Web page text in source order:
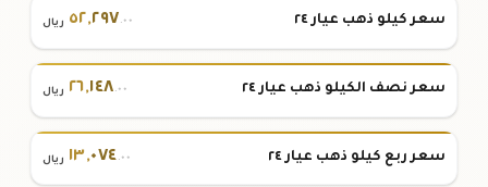
سعر كيلو ذهب عيار ٢٤ ٥٢ ,٢٩٧.٠٠ ريال
سعر نصف الكيلو ذهب عيار ٢٤ ٢٦,١٤٨.٠٠ ريال
سعر ربع كيلو ذهب عيار ٢٤ ١٣,٠٧٤.٠٠ ريال